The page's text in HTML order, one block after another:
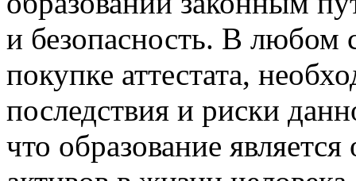
и безопасность. В любом
покупке аттестата,
последствия и риски
что образование